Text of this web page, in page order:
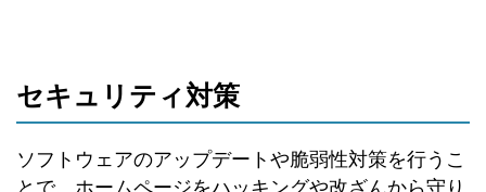
セキュリティ対策
ソフトウェアのアップデートや脆弱性対策を行うこ
とで、ホームページをハッキングや改ざんから守り